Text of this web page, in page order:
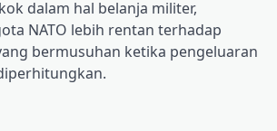
dalam hal belanja militer,
NATO lebih rentan terhadap
bermusuhan ketika pengeluaran